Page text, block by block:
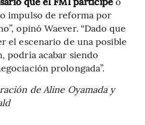
impulso de reforma por
opinó Waever. “Dado que
el escenario de una posible
podría acabar siendo
prolongada”.
de Aline Oyamada y